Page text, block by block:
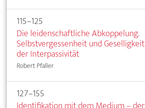
115–125
Die leidenschaftliche Abkoppelung.
Selbstvergessenheit und Geselligkeit
der Interpassivität
Robert Pfaller
127–155